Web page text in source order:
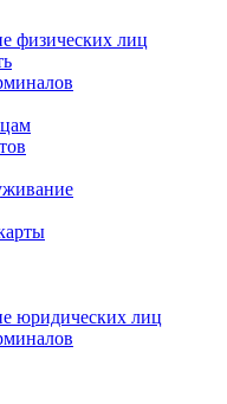
физических лиц
юридических лиц